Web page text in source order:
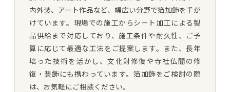
内外装、アート作品など、幅広い分野で箔加飾を手が
けています。現場での施工からシート加工による製
品供給まで対応しており、施工条件や耐久性、ご予
算に応じて最適な工法をご提案します。また、長年
培った技術を活かし、文化財修復や寺社仏閣の修
復・装飾にも携わっています。箔加飾をご検討の際
は、お気軽にご相談ください。